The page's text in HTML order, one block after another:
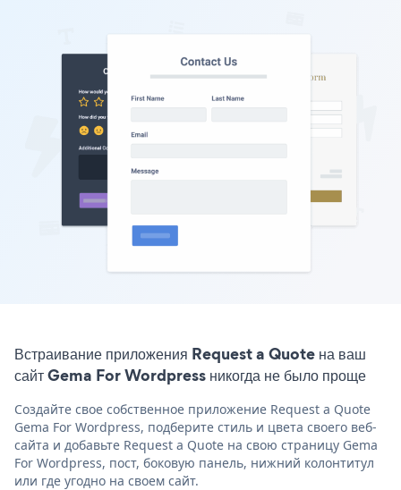
Встраивание приложения Request a Quote на ваш
сайт Gema For Wordpress никогда не было проще
Создайте свое собственное приложение Request a Quote
Gema For Wordpress, подберите стиль и цвета своего веб-
сайта и добавьте Request a Quote на свою страницу Gema
For Wordpress, пост, боковую панель, нижний колонтитул
или где угодно на своем сайт.